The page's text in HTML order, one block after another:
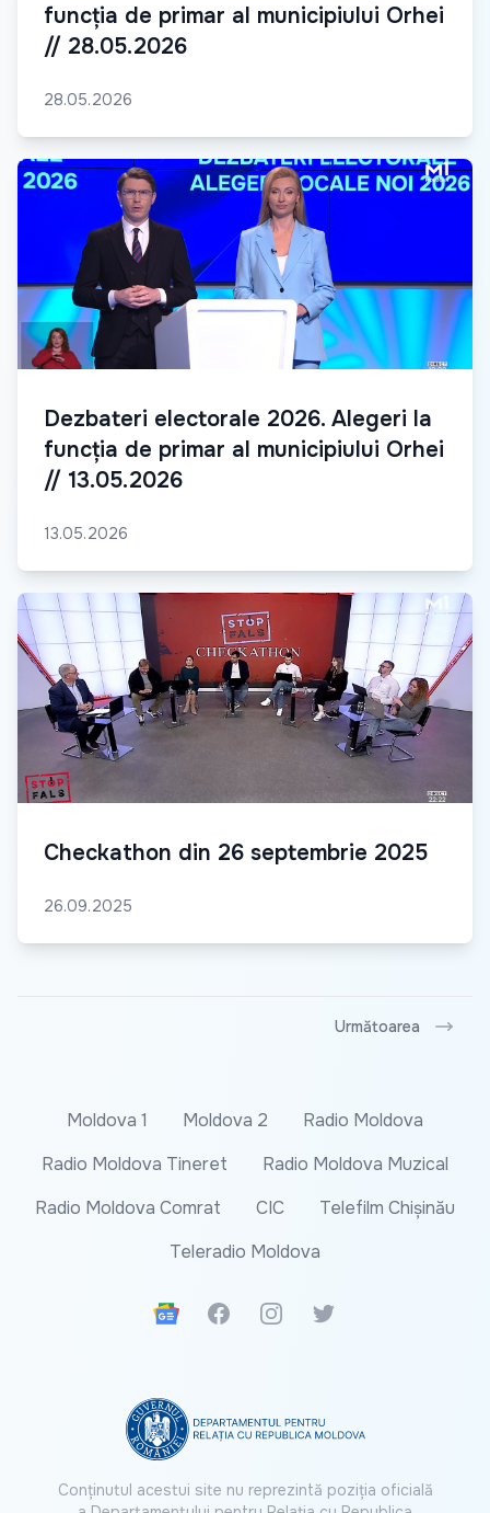
funcția de primar al municipiului Orhei
// 28.05.2026
28.05.2026
Dezbateri electorale 2026. Alegeri la
funcția de primar al municipiului Orhei
// 13.05.2026
13.05.2026
Checkathon din 26 septembrie 2025
26.09.2025
Următoarea
Moldova 1 Moldova 2
Radio Moldova
Radio Moldova Tineret
Radio Moldova Muzical
Radio Moldova Comrat
CIC
Telefilm Chișinău
Teleradio Moldova
Google News
FacebookInstagramTwitter
Conținutul acestui site nu reprezintă poziția oficială